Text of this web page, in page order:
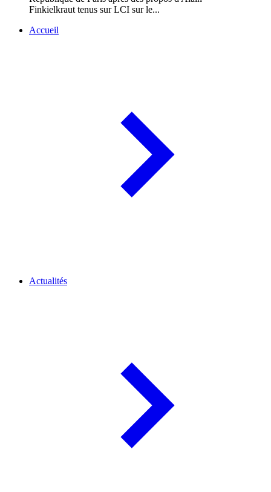
Finkielkraut tenus sur LCI sur le...
Accueil
Actualités